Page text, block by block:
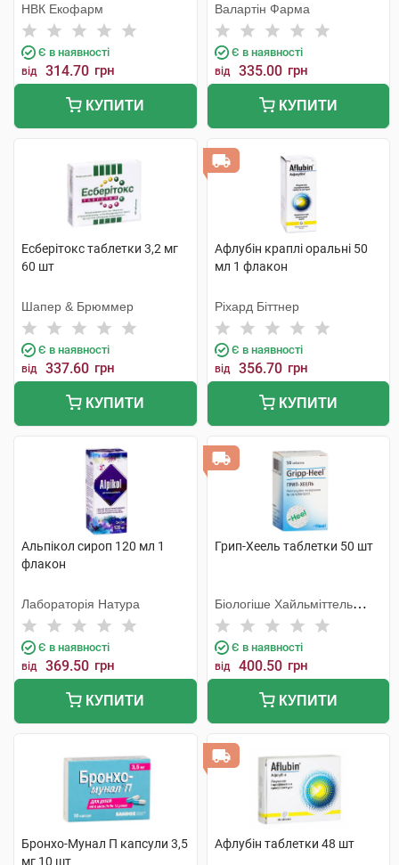
НВК Екофарм
Є в наявності
від 314.70 грн
КУПИТИ
Валартін Фарма
Є в наявності
від 335.00 грн
КУПИТИ
Есберітокс таблетки 3,2 мг
60 шт
Шапер & Брюммер
Є в наявності
від 337.60 грн
КУПИТИ
Афлубін краплі оральні 50
мл 1 флакон
Ріхард Біттнер
Є в наявності
від 356.70 грн
КУПИТИ
Альпікол сироп 120 мл 1
флакон
Лабораторія Натура
Є в наявності
від 369.50 грн
КУПИТИ
Грип-Хеель таблетки 50 шт
Біологіше Хайльміттель
Хеель
Є в наявності
від 400.50 грн
КУПИТИ
Бронхо-Мунал П капсули 3,5
мг 10 шт
Афлубін таблетки 48 шт